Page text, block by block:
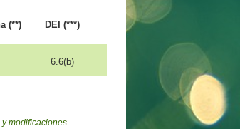
(**) DEI (***)
6.6(b)
modificaciones